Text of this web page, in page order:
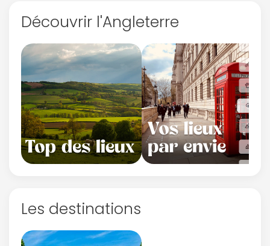
Découvrir l'Angleterre
Les destinations